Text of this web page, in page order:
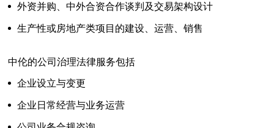
外资并购、中外合资合作谈判及交易架构设计
生产性或房地产类项目的建设、运营、销售
中伦的公司治理法律服务包括
企业设立与变更
企业日常经营与业务运营